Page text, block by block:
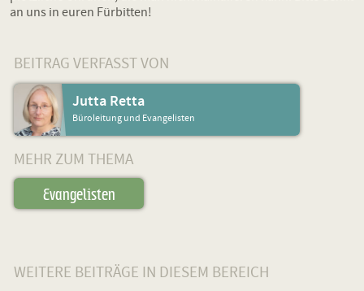
an uns in euren Fürbitten!
BEITRAG VERFASST VON
Jutta Retta
Büroleitung und Evangelisten
MEHR ZUM THEMA
Evangelisten
WEITERE BEITRÄGE IN DIESEM BEREICH